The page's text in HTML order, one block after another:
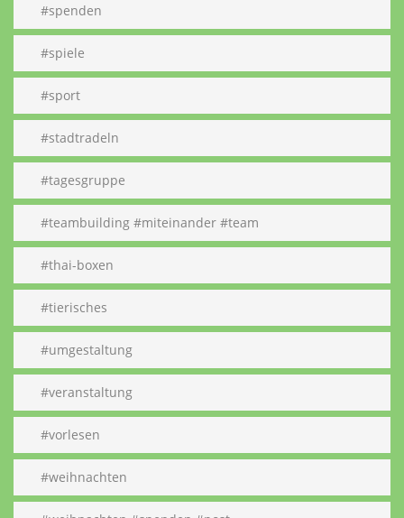
#spenden
#spiele
#sport
#stadtradeln
#tagesgruppe
#teambuilding #miteinander #team
#thai-boxen
#tierisches
#umgestaltung
#veranstaltung
#vorlesen
#weihnachten